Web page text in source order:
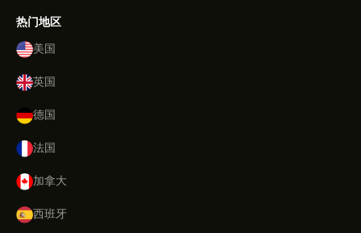
热门地区
美国
英国
德国
法国
加拿大
西班牙